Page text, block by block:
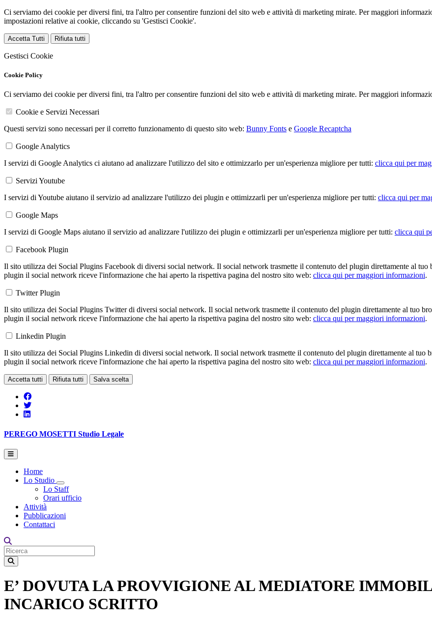
Ci serviamo dei cookie per diversi fini, tra l'altro per consentire funzioni del sito web e attività di marketing mirate. Per maggiori
impostazioni relative ai cookie, cliccando su 'Gestisci Cookie'.
Accetta Tutti Rifiuta tutti
Gestisci Cookie
Cookie Policy
Ci serviamo dei cookie per diversi fini, tra l'altro per consentire funzioni del sito web e attività di marketing mirate. Per maggiori
Cookie e Servizi Necessari
Questi servizi sono necessari per il corretto funzionamento di questo sito web: Bunny Fonts e Google Recaptcha
Google Analytics
I servizi di Google Analytics ci aiutano ad analizzare l'utilizzo del sito e ottimizzarlo per un'esperienza migliore per tutti: clicca qui per
Servizi Youtube
I servizi di Youtube aiutano il servizio ad analizzare l'utilizzo dei plugin e ottimizzarli per un'esperienza migliore per tutti: clicca qui per
Google Maps
I servizi di Google Maps aiutano il servizio ad analizzare l'utilizzo dei plugin e ottimizzarli per un'esperienza migliore per tutti: clicca qui
Facebook Plugin
Il sito utilizza dei Social Plugins Facebook di diversi social network. Il social network trasmette il contenuto del plugin direttamente al
plugin il social network riceve l'informazione che hai aperto la rispettiva pagina del nostro sito web: clicca qui per maggiori informazioni.
Twitter Plugin
Il sito utilizza dei Social Plugins Twitter di diversi social network. Il social network trasmette il contenuto del plugin direttamente al tuo
plugin il social network riceve l'informazione che hai aperto la rispettiva pagina del nostro sito web: clicca qui per maggiori informazioni.
Linkedin Plugin
Il sito utilizza dei Social Plugins Linkedin di diversi social network. Il social network trasmette il contenuto del plugin direttamente al tuo
plugin il social network riceve l'informazione che hai aperto la rispettiva pagina del nostro sito web: clicca qui per maggiori informazioni.
Accetta tutti Rifiuta tutti Salva scelta
PEREGO MOSETTI Studio Legale
Home
Lo Studio
Toggle Dropdown
Lo Staff
Orari ufficio
Attività
Pubblicazioni
Contattaci
E’ DOVUTA LA PROVVIGIONE AL MEDIATORE
INCARICO SCRITTO